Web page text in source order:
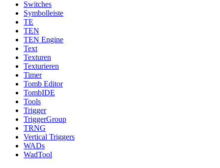
Switches
Symbolleiste
TE
TEN
TEN Engine
Text
Texturen
Texturieren
Timer
Tomb Editor
TombIDE
Tools
Trigger
TriggerGroup
TRNG
Vertical Triggers
WADs
WadTool